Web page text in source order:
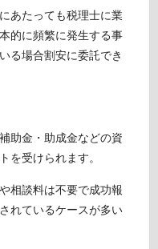
あたっても税理士に業
的に頻繁に発生する事
る場合割安に委託でき
助金・助成金などの資
を受けられます。
相談料は不要で成功報
れているケースが多い